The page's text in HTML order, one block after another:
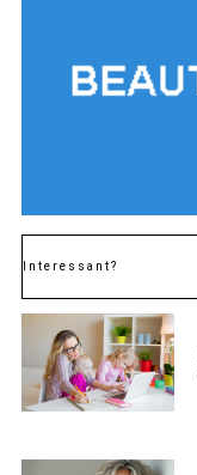
Interessant?